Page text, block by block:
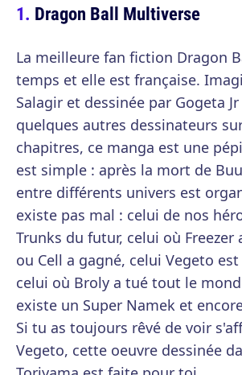
Dragon Ball Multiverse
La meilleure fan fiction Dragon
temps et elle est française.
Salagir et dessinée par Gogeta
quelques autres dessinateurs
chapitres, ce manga est une
est simple : après la mort de
entre différents univers est
existe pas mal : celui de nos
Trunks du futur, celui où Freezer
ou Cell a gagné, celui Vegeto
celui où Broly a tué tout le
existe un Super Namek et
Si tu as toujours rêvé de voir
Vegeto, cette oeuvre dessinée